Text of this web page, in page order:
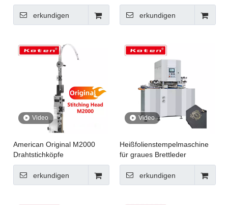
Schrumpfpackmaschine mit
Kantenversiegelungsmaschine
erkundigen
Stempelmaschine für
Boxverpackungen JXZC-95
erkundigen
Video
American Original M2000
Drahtstichköpfe
erkundigen
Video
Heißfolienstempelmaschine
für graues Brettleder
erkundigen